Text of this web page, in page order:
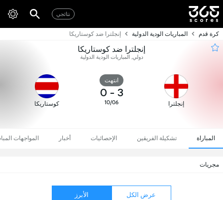
نتائجي
كرة قدم المباريات الودية الدولية إنجلترا ضد كوستاريكا
إنجلترا ضد كوستاريكا
دولي, المباريات الودية الدولية
إنجلترا
انتهت
3
-
0
10/06 كوستاريكا
المباراة تشكيلة الفريقين الإحصائيات أخبار المواجهات
مجريات
عرض الكل الأبرز